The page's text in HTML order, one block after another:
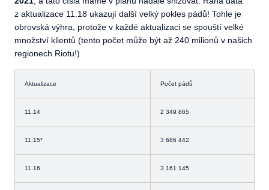
z aktualizace 11.18 ukazují další velký pokles pádů! Tohle je
obrovská výhra, protože v každé aktualizaci se spouští velké
množství klientů (tento počet může být až 240 milionů v našich
regionech Riotu!)
Aktualizace Počet pádů
11.14 2 349 865
11.15* 3 686 442
11.16 3 161 145